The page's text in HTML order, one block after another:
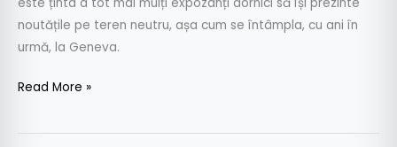
noutățile pe teren neutru, așa cum se întâmpla, cu ani în
urmă, la Geneva.
Read More »